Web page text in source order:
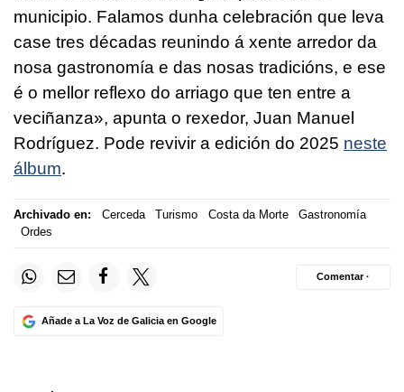
municipio. Falamos dunha celebración que leva
case tres décadas reunindo á xente arredor da
nosa gastronomía e das nosas tradicións, e ese
é o mellor reflexo do arriago que ten entre a
veciñanza», apunta o rexedor, Juan Manuel
Rodríguez. Pode revivir a edición do 2025 neste
álbum.
Archivado en: Cerceda Turismo Costa da Morte
Gastronomía
Ordes
Añade a La Voz de Galicia en Google
Comentar ·